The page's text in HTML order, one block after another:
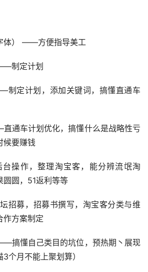
体） ——方便指导美工
制定计划
制定计划，添加关键词，搞懂直通车
通车计划优化，搞懂什么是战略性亏
候要赚钱
操作，整理淘宝客，能分辨流氓淘
圆圆，51返利等等
募，招募书撰写，淘宝客分类与维
作方案制定
搞懂自己类目的坑位，预热期丶展现
个月不能上聚划算）